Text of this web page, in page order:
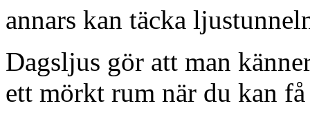
annars kan täcka
Dagsljus gör att man
ett mörkt rum när du kan